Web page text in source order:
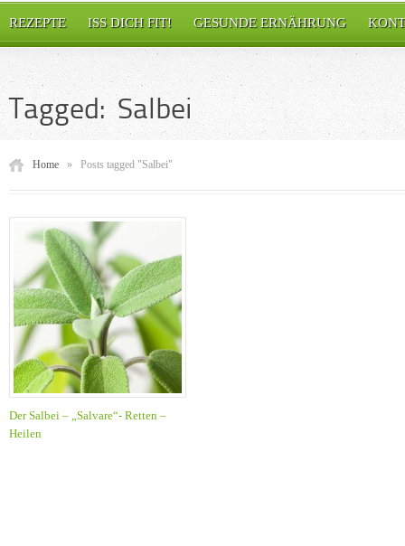
REZEPTE ISS DICH FIT! GESUNDE ERNÄHRUNG
Tagged: Salbei
Home » Posts tagged "Salbei"
Der Salbei – „Salvare“- Retten –
Heilen